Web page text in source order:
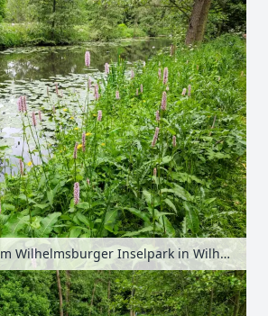
Rathauswettern im Wilhelmsburger Inselpark in Wilhelmsburg, Hamburg, Deutschland